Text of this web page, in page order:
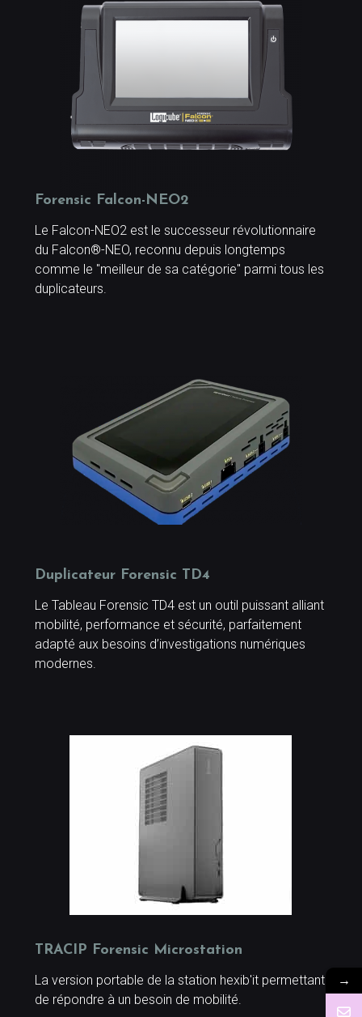
Forensic Falcon-NEO2
Le Falcon-NEO2 est le successeur révolutionnaire
du Falcon®-NEO, reconnu depuis longtemps
comme le "meilleur de sa catégorie" parmi tous les
duplicateurs.
Duplicateur Forensic TD4
Le Tableau Forensic TD4 est un outil puissant alliant
mobilité, performance et sécurité, parfaitement
adapté aux besoins d’investigations numériques
modernes.
TRACIP Forensic Microstation
La version portable de la station hexib'it permettant
de répondre à un besoin de mobilité.
→